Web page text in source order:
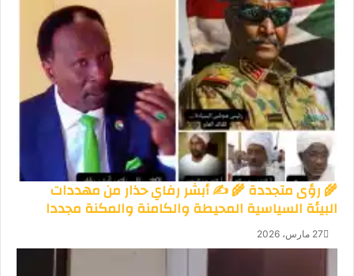
🌾 رؤى متجددة 🌾 ✍️ أبشر رفاي حذار من مهددات
البيئة السياسية المحيطة والكامنة والمكنة مجددا
27 مارس، 2026